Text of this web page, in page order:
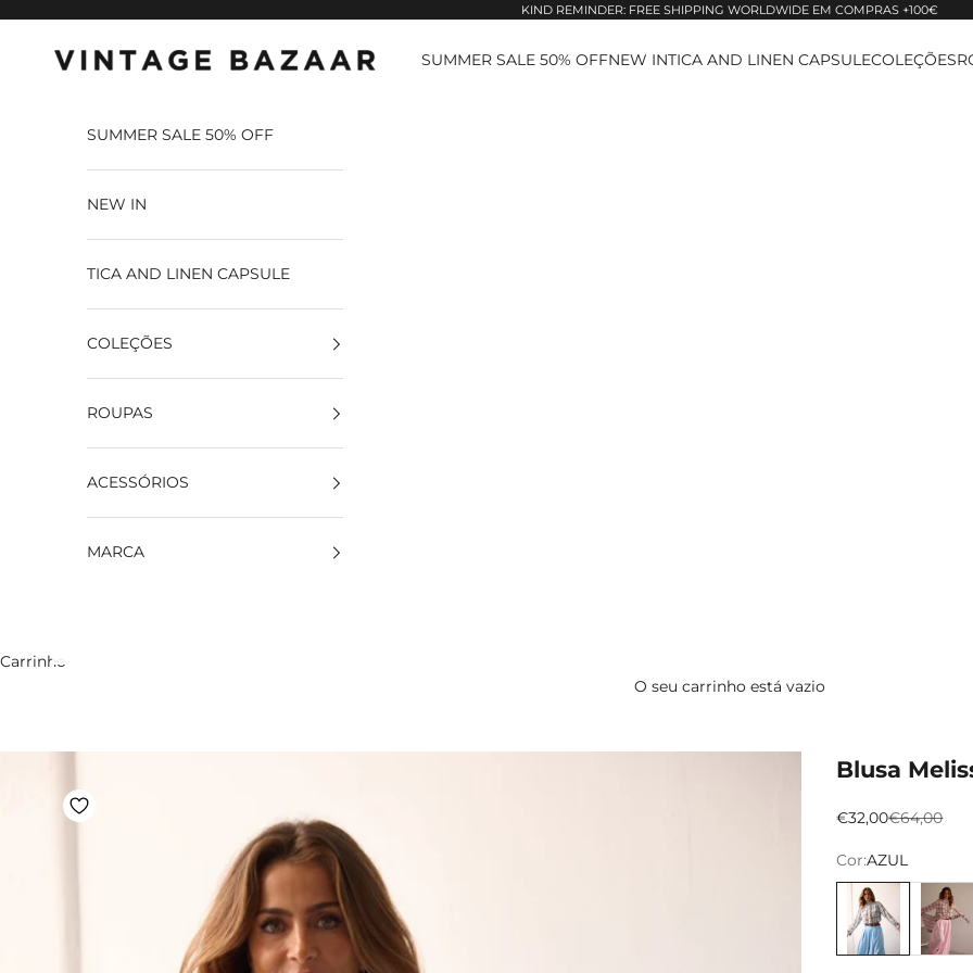
KIND REMINDER: FREE SHIPPING WORLDWIDE EM COMPRAS +100€
Vintage Bazaar SUMMER SALE 50% OFFNEW INTICA AND LINEN CAPSULECOLEÇÕES
SUMMER SALE 50% OFF
NEW IN
TICA AND LINEN CAPSULE
COLEÇÕES
ROUPAS
ACESSÓRIOS
MARCA
Carrinho
O seu carrinho está vazio
Blusa
Preço promocional
€32,00Preço
€64,00
Cor:AZUL
AZUL
ROSA